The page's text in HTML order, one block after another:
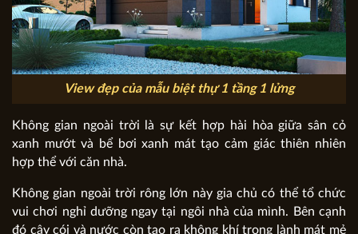
View đẹp của mẫu biệt thự 1 tầng 1 lửng
Không gian ngoài trời là sự kết hợp hài hòa giữa sân cỏ
xanh mướt và bể bơi xanh mát tạo cảm giác thiên nhiên
hợp thể với căn nhà.
Không gian ngoài trời rông lớn này gia chủ có thể tổ chức
vui chơi nghỉ dưỡng ngay tại ngôi nhà của mình. Bên cạnh
đó cây cói và nước còn tạo ra không khí trong lành mát mẻ